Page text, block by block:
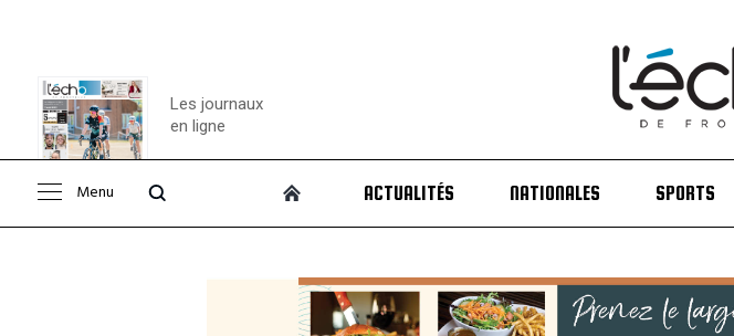
Consulter le
Les journaux
en ligne
Menu ACTUALITÉS NATIONALES SPORTS